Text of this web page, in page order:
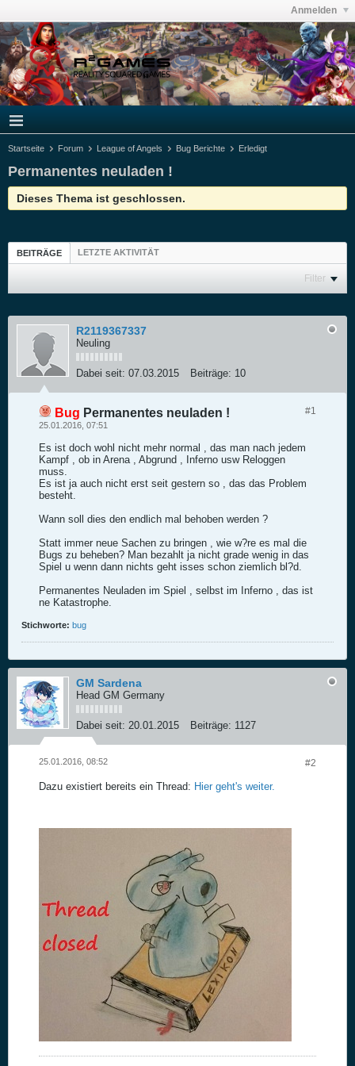
Anmelden
Startseite Forum League of Angels Bug Berichte Erledigt
Permanentes neuladen !
Dieses Thema ist geschlossen.
BEITRÄGE LETZTE AKTIVITÄT
Filter
R2119367337
Neuling
Dabei seit: 07.03.2015 Beiträge: 10
#1
Bug Permanentes neuladen !
25.01.2016, 07:51
Es ist doch wohl nicht mehr normal , das man nach jedem
Kampf , ob in Arena , Abgrund , Inferno usw Reloggen
muss.
Es ist ja auch nicht erst seit gestern so , das das Problem
besteht.
Wann soll dies den endlich mal behoben werden ?
Statt immer neue Sachen zu bringen , wie w?re es mal die
Bugs zu beheben? Man bezahlt ja nicht grade wenig in das
Spiel u wenn dann nichts geht isses schon ziemlich bl?d.
Permanentes Neuladen im Spiel , selbst im Inferno , das ist
ne Katastrophe.
Stichworte: bug
GM Sardena
Head GM Germany
Dabei seit: 20.01.2015 Beiträge: 1127
#2
25.01.2016, 08:52
Dazu existiert bereits ein Thread: Hier geht's weiter.